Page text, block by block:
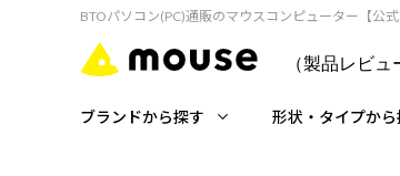
BTOパソコン(PC)通販のマウスコンピューター【公式
（製品レビュ
ブランドから探す 形状・タイプから